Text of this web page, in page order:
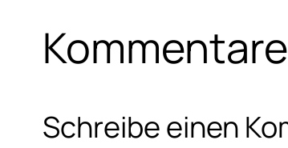
Kommentare
Schreibe einen